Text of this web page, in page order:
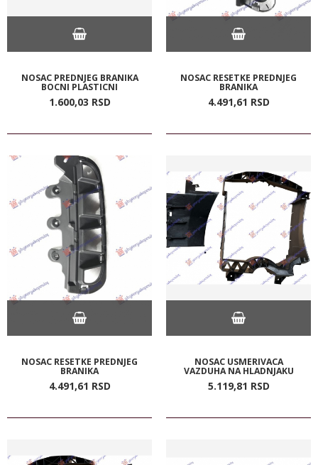
NOSAC PREDNJEG BRANIKA
BOCNI PLASTICNI
1.600,03 RSD
NOSAC RESETKE PREDNJEG
BRANIKA
4.491,61 RSD
NOSAC RESETKE PREDNJEG
BRANIKA
4.491,61 RSD
NOSAC USMERIVACA
VAZDUHA NA HLADNJAKU
5.119,81 RSD